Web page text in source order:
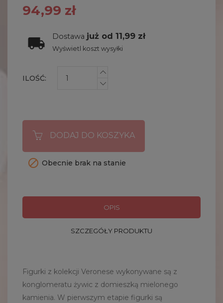
94,99 zł
Dostawa już od 11,99 zł
Wyświetl koszt wysyłki
ILOŚĆ:
DODAJ DO KOSZYKA
 Obecnie brak na stanie
OPIS
SZCZEGÓŁY PRODUKTU
Figurki z kolekcji Veronese wykonywane są z
konglomeratu żywic z domieszką mielonego
kamienia. W pierwszym etapie figurki są